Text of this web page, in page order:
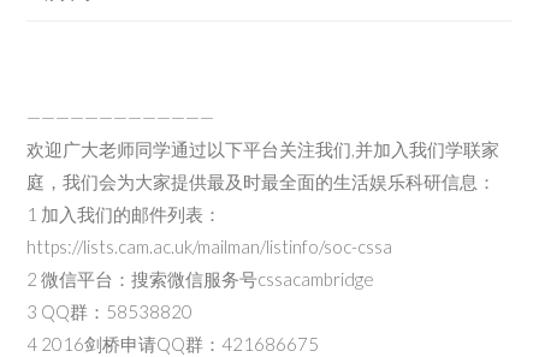
—————————————
欢迎广大老师同学通过以下平台关注我们,并加入我们学联家
庭，我们会为大家提供最及时最全面的生活娱乐科研信息：
1 加入我们的邮件列表：
https://lists.cam.ac.uk/mailman/listinfo/soc-cssa
2 微信平台：搜索微信服务号cssacambridge
3 QQ群：58538820
4 2016剑桥申请QQ群：421686675